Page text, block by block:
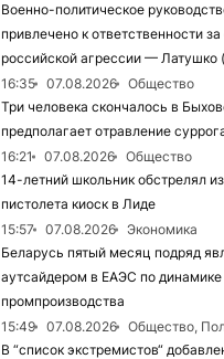
Военно-политическое
привлечено к ответственности
российской агрессии — Латушко
16:35
07.08.2026
Общество
Три человека скончалось в
предполагает отравление
16:21
07.08.2026
Общество
14-летний школьник обстрелял
пистолета киоск в Лиде
15:57
07.08.2026
Экономика
Беларусь пятый месяц подряд
аутсайдером в ЕАЭС по динамике
промпроизводства
15:49
07.08.2026
Общество,
В “список экстремистов“